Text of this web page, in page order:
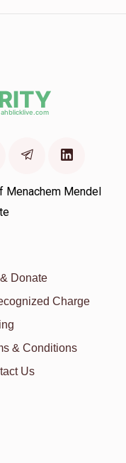
1
Menachem Mendel
Donate
Charge
& Conditions
Us